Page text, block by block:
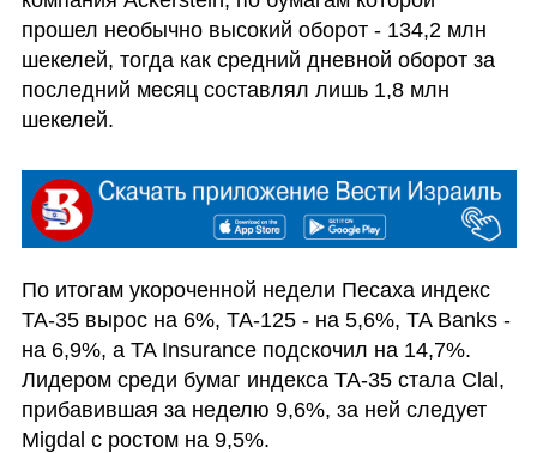
прошел необычно высокий оборот - 134,2 млн
шекелей, тогда как средний дневной оборот за
последний месяц составлял лишь 1,8 млн
шекелей.
По итогам укороченной недели Песаха индекс
TA-35 вырос на 6%, TA-125 - на 5,6%, TA Banks -
на 6,9%, а TA Insurance подскочил на 14,7%.
Лидером среди бумаг индекса TA-35 стала Clal,
прибавившая за неделю 9,6%, за ней следует
Migdal с ростом на 9,5%.